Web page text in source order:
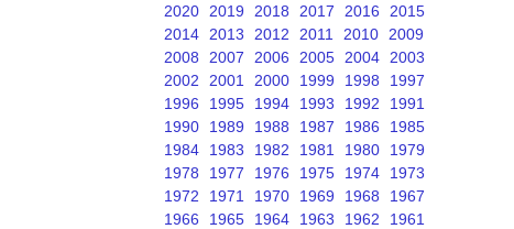
2020
2019 2018 2017 2016
2015
2014
2013 2012 2011 2010
2009
2008
2007 2006 2005 2004
2003
2002
2001 2000 1999 1998
1997
1996
1995 1994 1993 1992
1991
1990
1989 1988 1987 1986
1985
1984
1983 1982 1981 1980
1979
1978
1977 1976 1975 1974
1973
1972
1971 1970 1969 1968
1967
1966
1965 1964 1963 1962
1961